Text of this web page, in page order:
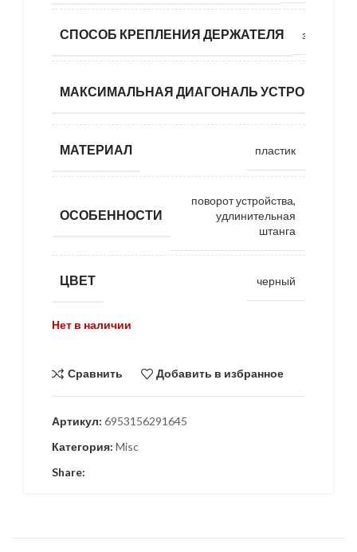
СПОСОБ КРЕПЛЕНИЯ ДЕРЖАТЕЛЯ зажим
МАКСИМАЛЬНАЯ ДИАГОНАЛЬ УСТРОЙСТВА
МАТЕРИАЛ пластик
ОСОБЕННОСТИ
поворот устройства,
удлинительная
штанга
ЦВЕТ черный
Нет в наличии
Сравнить Добавить в избранное
Артикул: 6953156291645
Категория: Misc
Share: